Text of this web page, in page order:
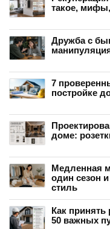
такое,
Дружба с
7
постройке
доме:
Медленная
один сезон
стиль
Как принять
50 важных